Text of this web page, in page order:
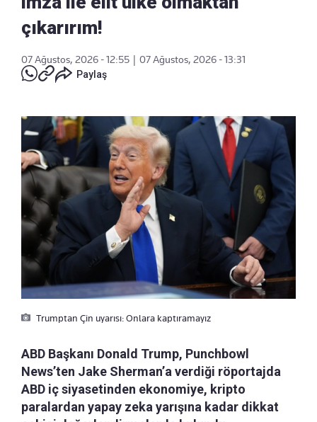
çıkarırım!
07 Ağustos, 2026 - 12:55 | 07 Ağustos, 2026 - 13:31
Paylaş
Trumptan Çin uyarısı: Onlara kaptıramayız
ABD Başkanı Donald Trump, Punchbowl
News’ten Jake Sherman’a verdiği röportajda
ABD iç siyasetinden ekonomiye, kripto
paralardan yapay zeka yarışına kadar dikkat